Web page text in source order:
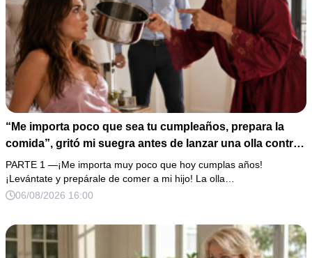
“Me importa poco que sea tu cumpleaños, prepara la
comida”, gritó mi suegra antes de lanzar una olla contra
mi cama. Mi esposo regresó horas después oliendo al
perfume de su amante, seguro de que yo lo perdonaría.
Pero yo ya tenía 3 copias de los estados de cuenta y una
PARTE 1 —¡Me importa muy poco que hoy cumplas años!
¡Levántate y prepárale de comer a mi hijo! La olla…
06/08/2026 16:00